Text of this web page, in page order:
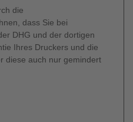
die
dass Sie bei
DHG und der dortigen
Ihres Druckers und die
diese auch nur gemindert